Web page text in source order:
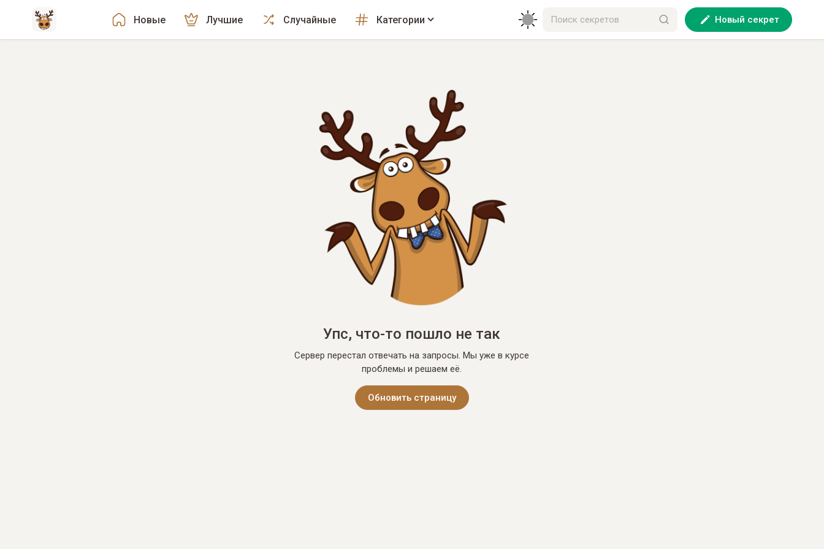
Новые Лучшие Случайные Категории Новый секрет
Упс, что-то пошло не так
Сервер перестал отвечать на запросы. Мы уже в курсе
проблемы и решаем её.
Обновить страницу